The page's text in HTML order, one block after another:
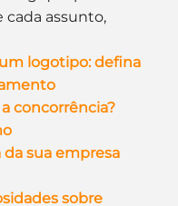
cada assunto,
logotipo: defina
concorrência?
da sua empresa
sobre